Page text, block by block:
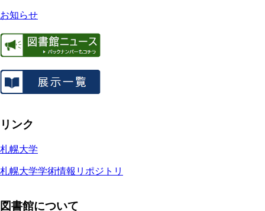
お知らせ
リンク
札幌大学
札幌大学学術情報リポジトリ
図書館について